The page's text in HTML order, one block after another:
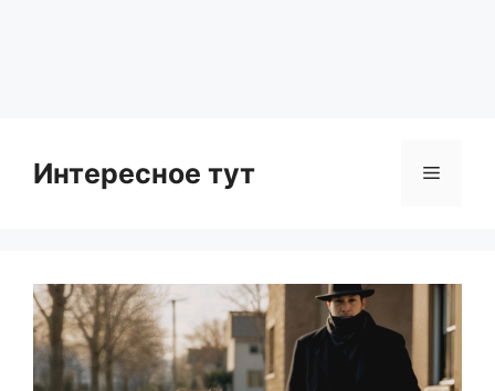
Интересное тут Menu